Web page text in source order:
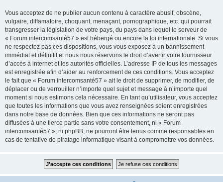
Vous acceptez de ne publier aucun contenu à caractère abusif, obscène,
vulgaire, diffamatoire, choquant, menaçant, pornographique, etc. qui pourrait
transgresser la législation de votre pays, du pays dans lequel le serveur de
« Forum intercomsanté57 » est hébergé ou encore la loi internationale. Si vous
ne respectez pas ces dispositions, vous vous exposez à un bannissement
immédiat et définitif et nous nous réservons le droit d’avertir votre fournisseur
d’accès à internet et les autorités officielles. L’adresse IP de tous les messages
est enregistrée afin d’aider au renforcement de ces conditions. Vous acceptez
le fait que « Forum intercomsanté57 » ait le droit de supprimer, de modifier, de
déplacer ou de verrouiller n’importe quel sujet et message à n’importe quel
moment si nous estimons cela nécessaire. En tant qu’utilisateur, vous acceptez
que toutes les informations que vous avez renseignées soient enregistrées
dans notre base de données. Bien que ces informations ne seront pas
diffusées à une tierce partie sans votre consentement, ni « Forum
intercomsanté57 », ni phpBB, ne pourront être tenus comme responsables en
cas de tentative de piratage informatique visant à compromettre vos données.